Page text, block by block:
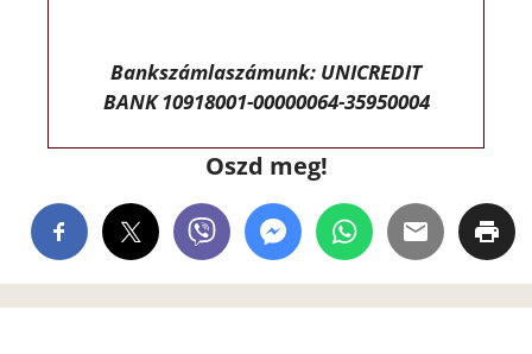
Bankszámlaszámunk: UNICREDIT
BANK 10918001-00000064-35950004
Oszd meg!